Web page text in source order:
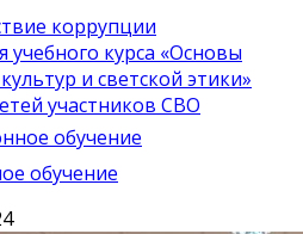
коррупции
учебного курса «Основы
и светской этики»
участников СВО
обучение
обучение